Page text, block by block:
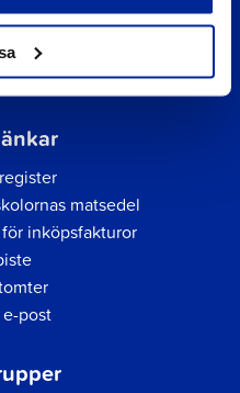
matsedel
inköpsfakturor
post